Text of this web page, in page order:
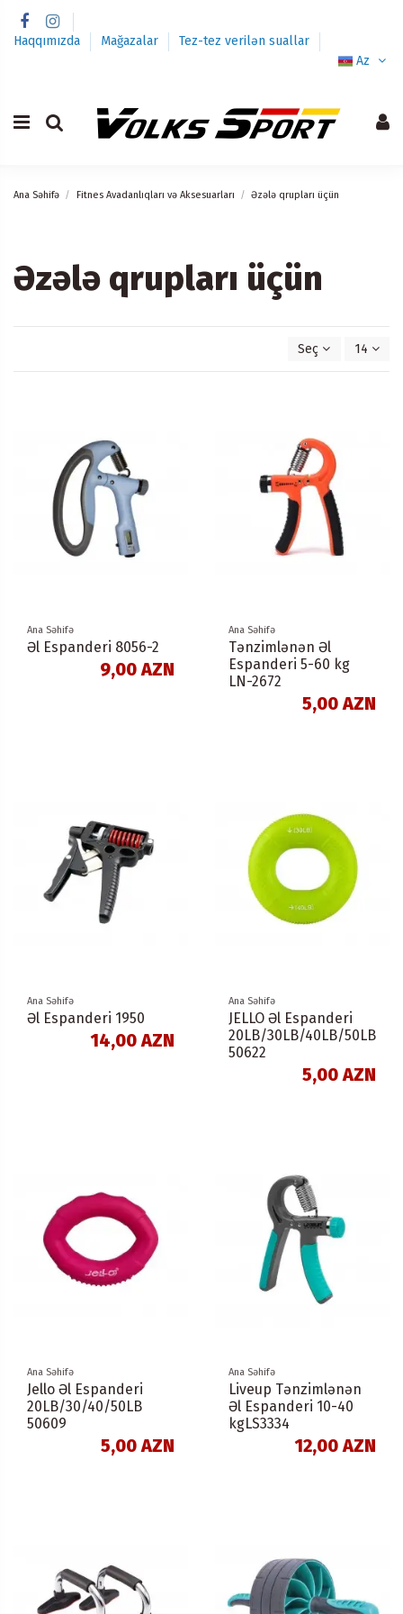
Haqqımızda Mağazalar
Tez-tez verilən suallar
Az
Ana Səhifə Fitnes Avadanlıqları və Aksesuarları Əzələ qrupları üçün
Əzələ qrupları üçün
Seç 14
Ana Səhifə
Əl Espanderi 8056-2
9,00 AZN
Ana Səhifə
Tənzimlənən Əl
Espanderi 5-60 kg
LN-2672
5,00 AZN
Ana Səhifə
Əl Espanderi 1950
14,00 AZN
Ana Səhifə
JELLO Əl Espanderi
20LB/30LB/40LB/50LB
50622
5,00 AZN
Ana Səhifə
Jello Əl Espanderi
20LB/30/40/50LB
50609
5,00 AZN
Ana Səhifə
Liveup Tənzimlənən
Əl Espanderi 10-40
kgLS3334
12,00 AZN